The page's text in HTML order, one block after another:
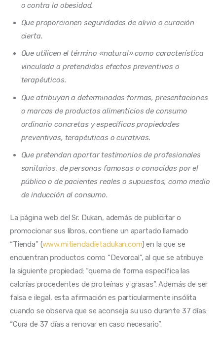
o contra la obesidad.
Que proporcionen seguridades de alivio o curación
cierta.
Que utilicen el término «natural» como característica
vinculada a pretendidos efectos preventivos o
terapéuticos.
Que atribuyan a determinadas formas, presentaciones
o marcas de productos alimenticios de consumo
ordinario concretas y específicas propiedades
preventivas, terapéuticas o curativas.
Que pretendan aportar testimonios de profesionales
sanitarios, de personas famosas o conocidas por el
público o de pacientes reales o supuestos, como medio
de inducción al consumo.
La página web del Sr. Dukan, además de publicitar o
promocionar sus libros, contiene un apartado llamado
“Tienda” (www.mitiendadietadukan.com) en la que se
encuentran productos como “Devorcal”, al que se atribuye
la siguiente propiedad: “quema de forma específica las
calorías procedentes de proteínas y grasas”. Además de ser
falsa e ilegal, esta afirmación es particularmente insólita
cuando se observa que se aconseja su uso durante 37 días:
“Cura de 37 días a renovar en caso necesario”.